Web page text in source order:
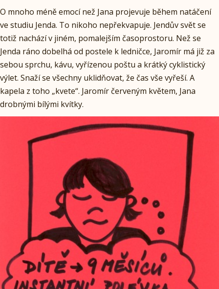
O mnoho méně emocí než Jana projevuje během natáčení
ve studiu Jenda. To nikoho nepřekvapuje. Jendův svět se
totiž nachází v jiném, pomalejším časoprostoru. Než se
Jenda ráno dobelhá od postele k ledničce, Jaromír má již za
sebou sprchu, kávu, vyřízenou poštu a krátký cyklistický
výlet. Snaží se všechny uklidňovat, že čas vše vyřeší. A
kapela z toho „kvete“. Jaromír červeným květem, Jana
drobnými bílými kvítky.